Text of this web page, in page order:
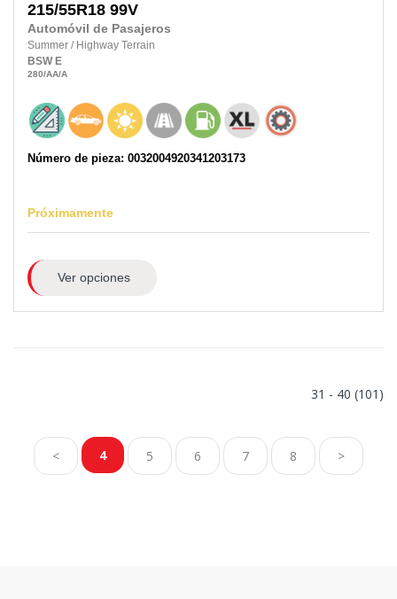
215/55R18 99V
Automóvil de Pasajeros
Summer / Highway Terrain
BSW E
280/AA/A
Número de pieza: 0032004920341203173
Próximamente
Ver opciones
31 - 40 (101)
< 4 5 6 7 8 >